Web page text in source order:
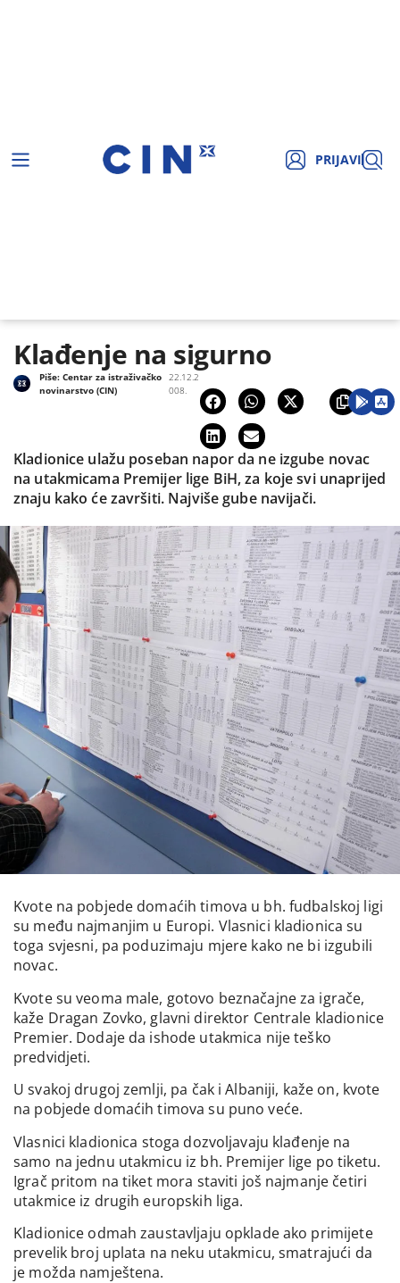
PRIJAVI
Klađenje na sigurno
22.12.2
008.
Piše: Centar za istraživačko
novinarstvo (CIN)
Kladionice ulažu poseban napor da ne izgube novac
na utakmicama Premijer lige BiH, za koje svi unaprijed
znaju kako će završiti. Najviše gube navijači.
Kvote na pobjede domaćih timova u bh. fudbalskoj ligi
su među najmanjim u Europi. Vlasnici kladionica su
toga svjesni, pa poduzimaju mjere kako ne bi izgubili
novac.
Kvote su veoma male, gotovo beznačajne za igrače,
kaže Dragan Zovko, glavni direktor Centrale kladionice
Premier. Dodaje da ishode utakmica nije teško
predvidjeti.
U svakoj drugoj zemlji, pa čak i Albaniji, kaže on, kvote
na pobjede domaćih timova su puno veće.
Vlasnici kladionica stoga dozvoljavaju klađenje na
samo na jednu utakmicu iz bh. Premijer lige po tiketu.
Igrač pritom na tiket mora staviti još najmanje četiri
utakmice iz drugih europskih liga.
Kladionice odmah zaustavljaju opklade ako primijete
prevelik broj uplata na neku utakmicu, smatrajući da
je možda namještena.